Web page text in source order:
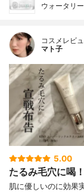
ウォータリ
コスメレビ
マト子
5.00
たるみ毛穴に喝
肌に優しいのに効果